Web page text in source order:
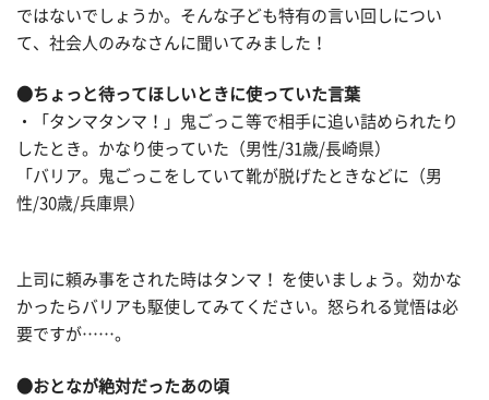
ではないでしょうか。そんな子ども特有の言い回しについ
て、社会人のみなさんに聞いてみました！
●ちょっと待ってほしいときに使っていた言葉
・「タンマタンマ！」鬼ごっこ等で相手に追い詰められたり
したとき。かなり使っていた（男性/31歳/長崎県）
「バリア。鬼ごっこをしていて靴が脱げたときなどに（男
性/30歳/兵庫県）
上司に頼み事をされた時はタンマ！ を使いましょう。効かな
かったらバリアも駆使してみてください。怒られる覚悟は必
要ですが……。
●おとなが絶対だったあの頃